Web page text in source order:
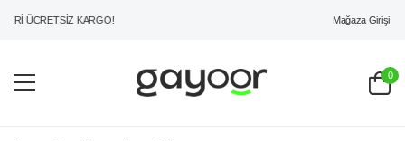
ÜCRETSİZ KARGO! Mağaza Girişi
0